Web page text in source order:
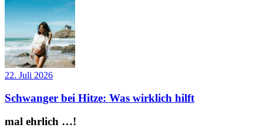
22. Juli 2026
Schwanger bei Hitze: Was wirklich hilft
mal ehrlich …!